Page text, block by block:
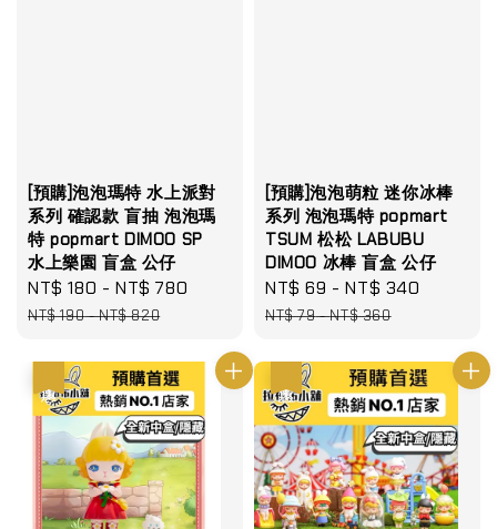
[預購]泡泡瑪特 水上派對
系列 確認款 盲抽 泡泡瑪
特 popmart DIMOO SP
水上樂園 盲盒 公仔
Sale
price
NT$ 180 -NT$ 780
NT$ 190-NT$ 820
[預購]泡泡萌粒 迷你冰棒
系列 泡泡瑪特 popmart
TSUM 松松 LABUBU
DIMOO 冰棒 盲盒 公仔
Sale
price
NT$ 69 -NT$ 340
NT$ 79-NT$ 360